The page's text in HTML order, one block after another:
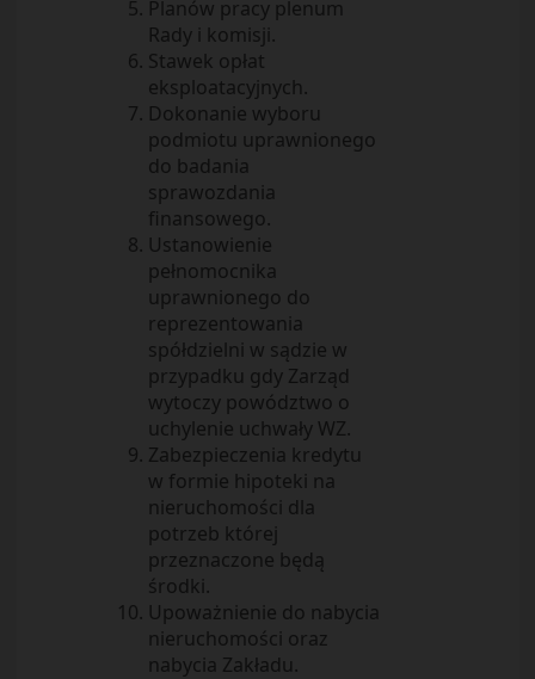
Planów pracy plenum
Rady i komisji.
Stawek opłat
eksploatacyjnych.
Dokonanie wyboru
podmiotu uprawnionego
do badania
sprawozdania
finansowego.
Ustanowienie
pełnomocnika
uprawnionego do
reprezentowania
spółdzielni w sądzie w
przypadku gdy Zarząd
wytoczy powództwo o
uchylenie uchwały WZ.
Zabezpieczenia kredytu
w formie hipoteki na
nieruchomości dla
potrzeb której
przeznaczone będą
środki.
Upoważnienie do nabycia
nieruchomości oraz
nabycia Zakładu.